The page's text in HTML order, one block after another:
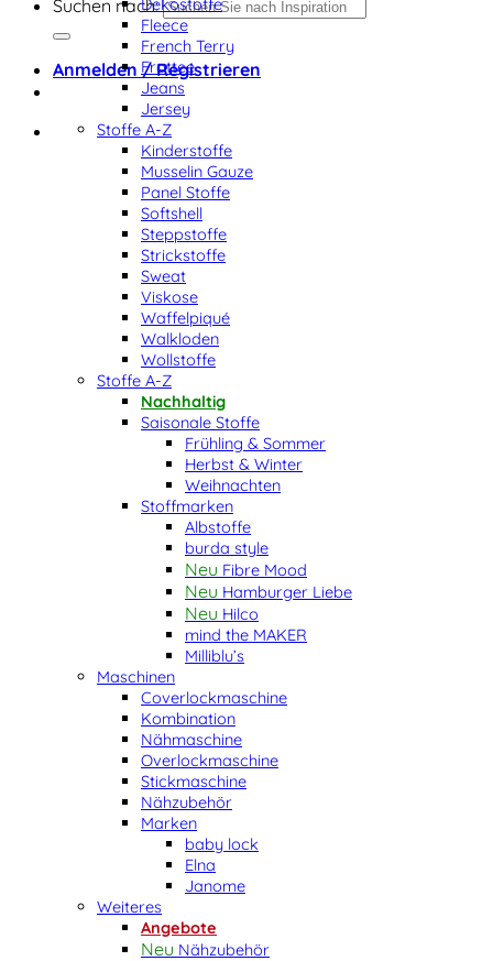
Suchen nach:
Anmelden / Registrieren
Fleece
French Terry
Frottee
Jeans
Jersey
Stoffe A-Z
Kinderstoffe
Musselin Gauze
Panel Stoffe
Softshell
Steppstoffe
Strickstoffe
Sweat
Viskose
Waffelpiqué
Walkloden
Wollstoffe
Stoffe A-Z
Nachhaltig
Saisonale Stoffe
Frühling & Sommer
Herbst & Winter
Weihnachten
Stoffmarken
Albstoffe
burda style
Fibre Mood
Hamburger Liebe
Hilco
mind the MAKER
Milliblu’s
Maschinen
Coverlockmaschine
Kombination
Nähmaschine
Overlockmaschine
Stickmaschine
Nähzubehör
Marken
baby lock
Elna
Janome
Weiteres
Angebote
Nähzubehör